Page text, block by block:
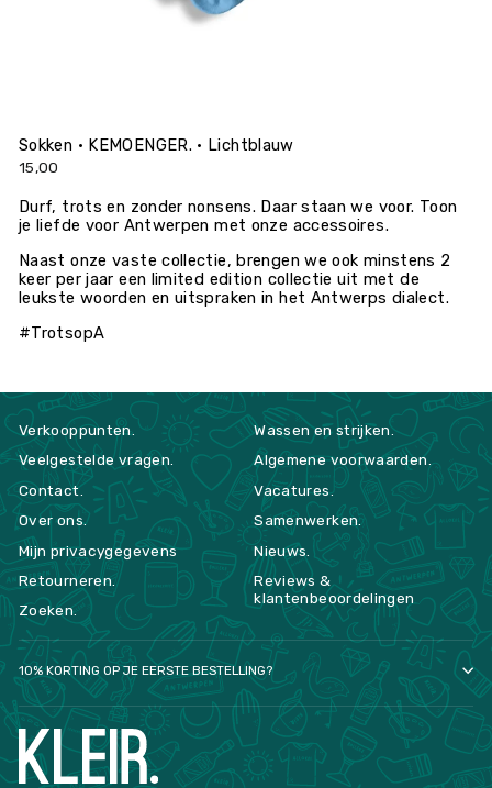
Sokken • KEMOENGER. • Lichtblauw
15,00
Durf, trots en zonder nonsens. Daar staan we voor. Toon
je liefde voor Antwerpen met onze accessoires.
Naast onze vaste collectie, brengen we ook minstens 2
keer per jaar een limited edition collectie uit met de
leukste woorden en uitspraken in het Antwerps dialect.
#TrotsopA
Verkooppunten.
Veelgestelde vragen.
Contact.
Over ons.
Mijn privacygegevens
Retourneren.
Zoeken.
Wassen en strijken.
Algemene voorwaarden.
Vacatures.
Samenwerken.
Nieuws.
Reviews &
klantenbeoordelingen
10% KORTING OP JE EERSTE BESTELLING?